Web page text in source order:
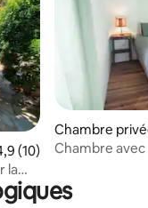
: 4,13 sur 5
moyenne sur la
(10)
la
Chambre
Chambre